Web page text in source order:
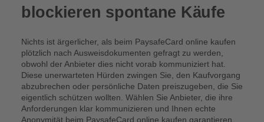
blockieren spontane Käufe
Nichts ist ärgerlicher, als beim PaysafeCard online kaufen
plötzlich nach Ausweisdokumenten gefragt zu werden,
obwohl der Anbieter dies nicht vorab kommuniziert hat.
Diese unerwarteten Hürden zwingen Sie, den Kaufvorgang
abzubrechen oder persönliche Daten preiszugeben, die Sie
eigentlich schützen wollten. Wählen Sie Anbieter, die ihre
Anforderungen klar kommunizieren und Ihnen echte
Anonymität beim PaysafeCard online kaufen garantieren.